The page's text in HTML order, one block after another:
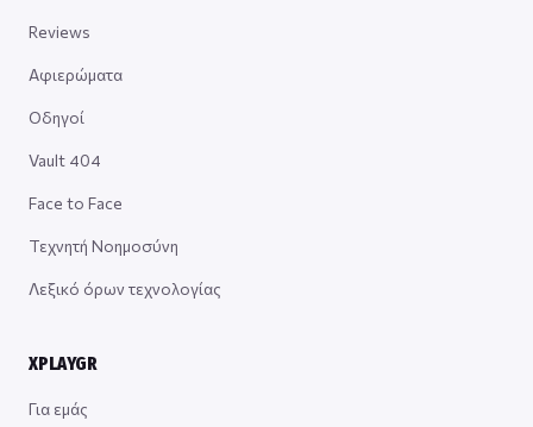
Reviews
Αφιερώματα
Οδηγοί
Vault 404
Face to Face
Τεχνητή Νοημοσύνη
Λεξικό όρων τεχνολογίας
XPLAYGR
Για εμάς